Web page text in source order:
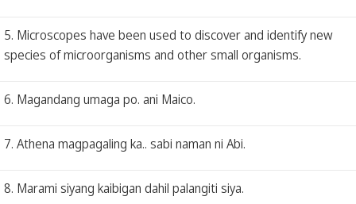
5. Microscopes have been used to discover and identify new
species of microorganisms and other small organisms.
6. Magandang umaga po. ani Maico.
7. Athena magpagaling ka.. sabi naman ni Abi.
8. Marami siyang kaibigan dahil palangiti siya.